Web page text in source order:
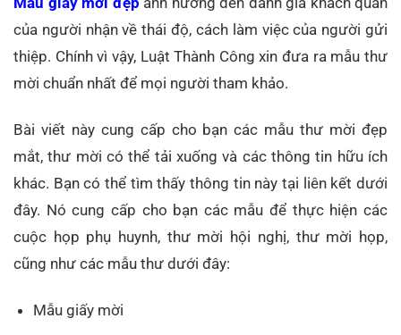
của người nhận về thái độ, cách làm việc của người gửi
thiệp. Chính vì vậy, Luật Thành Công xin đưa ra mẫu thư
mời chuẩn nhất để mọi người tham khảo.
Bài viết này cung cấp cho bạn các mẫu thư mời đẹp
mắt, thư mời có thể tải xuống và các thông tin hữu ích
khác. Bạn có thể tìm thấy thông tin này tại liên kết dưới
đây. Nó cung cấp cho bạn các mẫu để thực hiện các
cuộc họp phụ huynh, thư mời hội nghị, thư mời họp,
cũng như các mẫu thư dưới đây:
Mẫu giấy mời